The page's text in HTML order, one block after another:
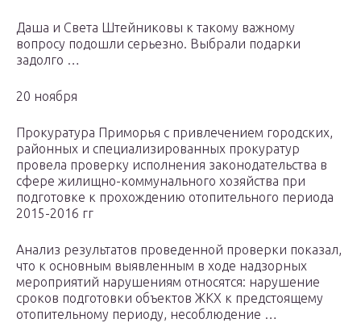
Даша и Света Штейниковы к такому важному
вопросу подошли серьезно. Выбрали подарки
задолго …
20 ноября
Прокуратура Приморья с привлечением городских,
районных и специализированных прокуратур
провела проверку исполнения законодательства в
сфере жилищно-коммунального хозяйства при
подготовке к прохождению отопительного периода
2015-2016 гг
Анализ результатов проведенной проверки показал,
что к основным выявленным в ходе надзорных
мероприятий нарушениям относятся: нарушение
сроков подготовки объектов ЖКХ к предстоящему
отопительному периоду, несоблюдение …